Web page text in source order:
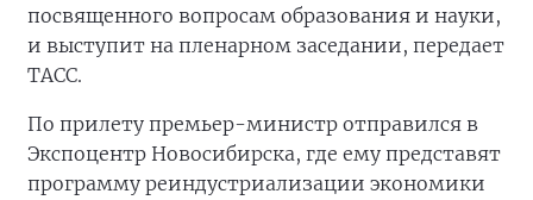
посвященного вопросам образования и науки,
и выступит на пленарном заседании, передает
ТАСС.
По прилету премьер-министр отправился в
Экспоцентр Новосибирска, где ему представят
программу реиндустриализации экономики